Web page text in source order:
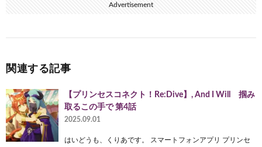
Advertisement
関連する記事
【プリンセスコネクト！Re:Dive】, And I Will 掴み
取るこの手で 第4話
2025.09.01
はいどうも、くりあです。 スマートフォンアプリ プリンセ